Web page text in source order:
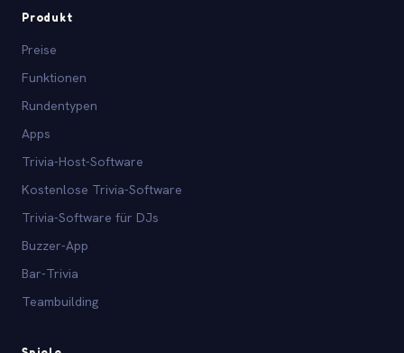
Produkt
Preise
Funktionen
Rundentypen
Apps
Trivia-Host-Software
Kostenlose Trivia-Software
Trivia-Software für DJs
Buzzer-App
Bar-Trivia
Teambuilding